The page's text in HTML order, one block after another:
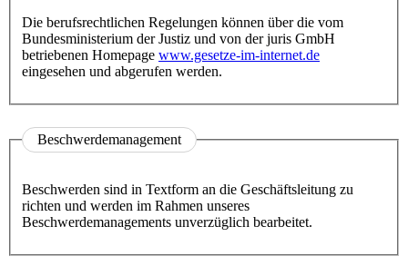
Die berufsrechtlichen Regelungen können über die vom
Bundesministerium der Justiz und von der juris GmbH
betriebenen Homepage www.gesetze-im-internet.de
eingesehen und abgerufen werden.
Beschwerdemanagement
Beschwerden sind in Textform an die Geschäftsleitung zu
richten und werden im Rahmen unseres
Beschwerdemanagements unverzüglich bearbeitet.